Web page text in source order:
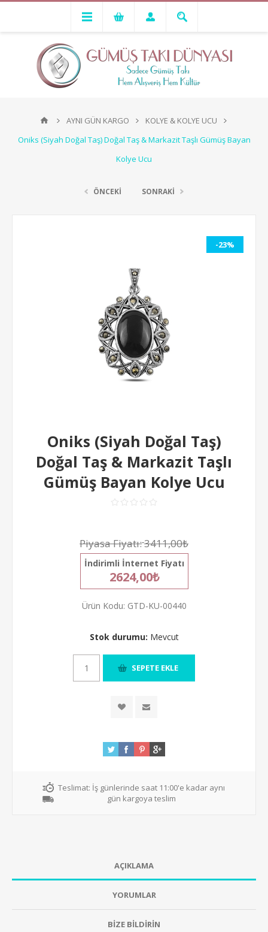
AYNI GÜN KARGO
KOLYE & KOLYE UCU
Oniks (Siyah Doğal Taş) Doğal Taş & Markazit Taşlı Gümüş Bayan
Kolye Ucu
ÖNCEKİ SONRAKİ
-23%
Oniks (Siyah Doğal Taş)
Doğal Taş & Markazit Taşlı
Gümüş Bayan Kolye Ucu
Piyasa Fiyatı:3411,00₺
İndirimli İnternet Fiyatı
2624,00₺
Ürün Kodu: GTD-KU-00440
Stok durumu: Mevcut
Teslimat: İş günlerinde saat 11:00'e kadar aynı
gün kargoya teslim
AÇIKLAMA
YORUMLAR
BİZE BİLDİRİN